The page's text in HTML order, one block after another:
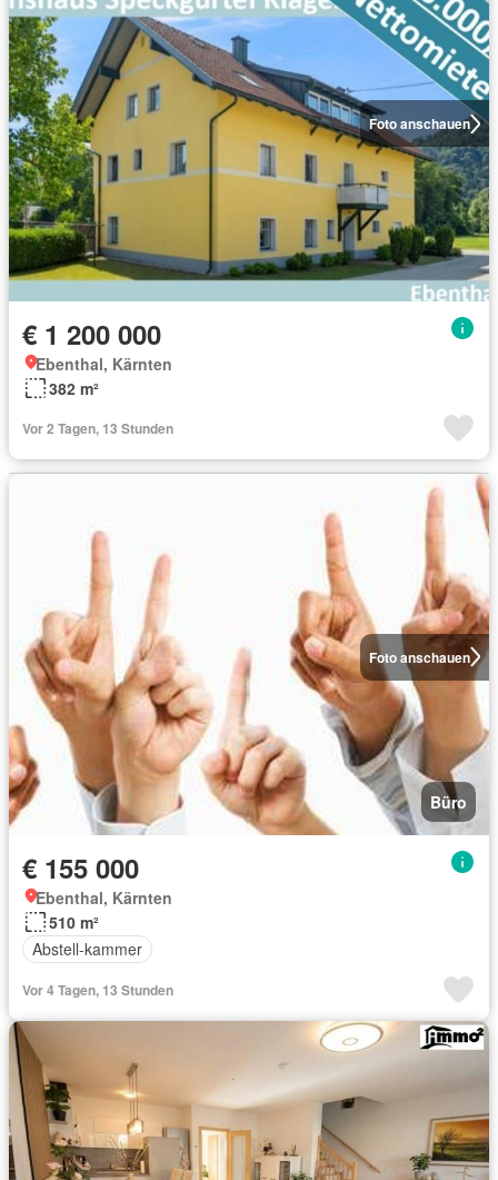
Foto anschauen
€ 1 200 000
Ebenthal, Kärnten
382 m²
Vor 2 Tagen, 13 Stunden
Foto anschauen
Büro
€ 155 000
Ebenthal, Kärnten
510 m²
Abstell-kammer
Vor 4 Tagen, 13 Stunden